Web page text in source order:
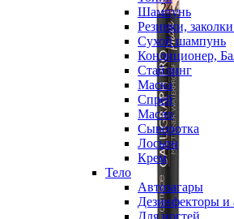
Шампунь
Резинки,
Сухой шампунь
Кондиционер,
Стайлинг
Маска
Спрей
Масло
Сыворотка
Лосьон
Крем
Тело
Автозагары
Дезинфекторы и
Для ногтей